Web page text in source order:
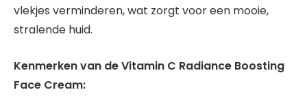
vlekjes verminderen, wat zorgt voor een mooie,
stralende huid.
Kenmerken van de Vitamin C Radiance Boosting
Face Cream: